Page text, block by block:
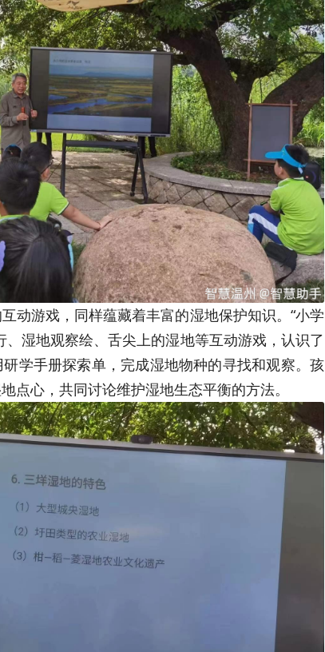
动游戏，同样蕴藏着丰富的湿地保护知识。“小学
、湿地观察绘、舌尖上的湿地等互动游戏，认识了
学手册探索单，完成湿地物种的寻找和观察。孩
点心，共同讨论维护湿地生态平衡的方法。